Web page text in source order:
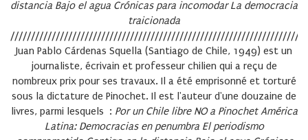
distancia Bajo el agua Crónicas para incomodar La democracia
traicionada
Juan Pablo Cárdenas Squella (Santiago de Chile, 1949) est un
journaliste, écrivain et professeur chilien qui a reçu de
nombreux prix pour ses travaux. Il a été emprisonné et torturé
sous la dictature de Pinochet. Il est l'auteur d'une douzaine de
livres, parmi lesquels : Por un Chile libre NO a Pinochet América
Latina: Democracias en penumbra El periodismo